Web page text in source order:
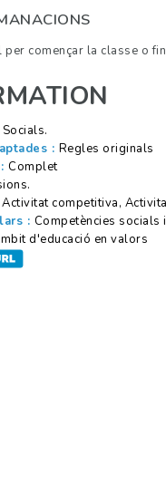
començar la classe o
Regles originals
Complet
Activitat competitiva,
Competències socials
d'educació en valors